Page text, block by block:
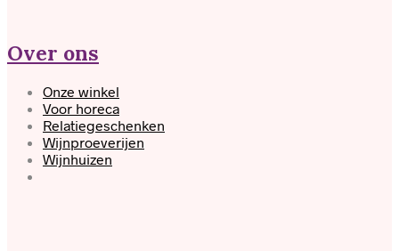
Over ons
Onze winkel
Voor horeca
Relatiegeschenken
Wijnproeverijen
Wijnhuizen